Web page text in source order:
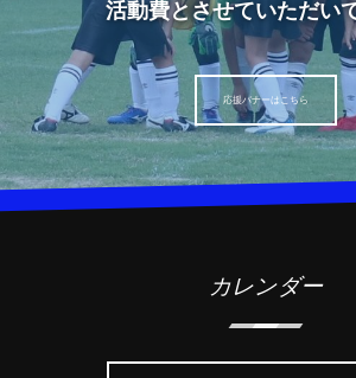
活動費とさせていただい
応援バナーはこちら
カレンダー